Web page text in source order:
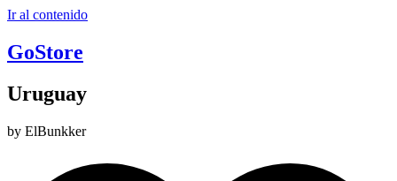
Ir al contenido
GoStore
Uruguay
by ElBunkker